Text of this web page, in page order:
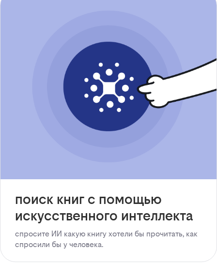
поиск книг с помощью
искусственного интеллекта
спросите ИИ какую книгу хотели бы прочитать, как
спросили бы у человека.